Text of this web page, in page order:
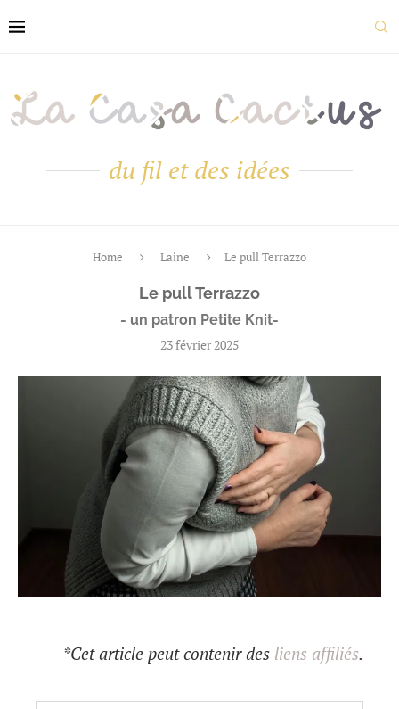
du fil et des idées
Home Laine Le pull Terrazzo
Le pull Terrazzo
- un patron Petite Knit-
23 février 2025
*Cet article peut contenir des liens affiliés.